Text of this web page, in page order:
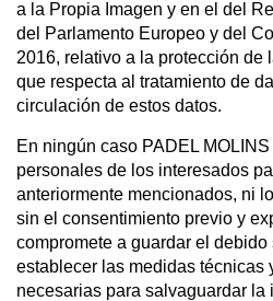
a la Propia Imagen y en el del
del Parlamento Europeo y del
2016, relativo a la protección de
que respecta al tratamiento de
circulación de estos datos.
En ningún caso PADEL
personales de los interesados
anteriormente mencionados, ni
sin el consentimiento previo y
compromete a guardar el
establecer las medidas técnicas
necesarias para salvaguardar la